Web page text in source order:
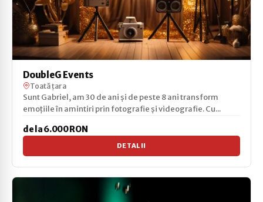
DoubleG Events
Toată țara
Sunt Gabriel, am 30 de ani și de peste 8 ani transform
emoțiile în amintiri prin fotografie și videografie. Cu...
de la 6.000 RON
DETALII